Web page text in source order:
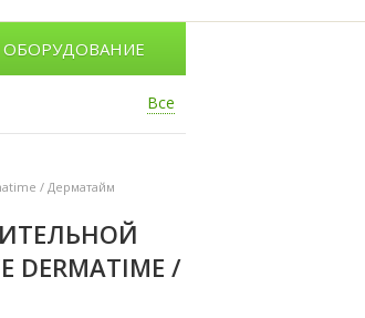
ОБОРУДОВАНИЕ
Все
/ Дерматайм
DERMATIME /